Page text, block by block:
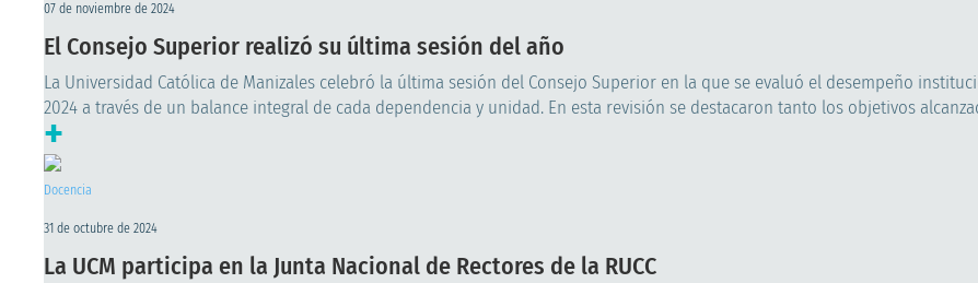
07 de noviembre de 2024
El Consejo Superior realizó su última sesión del año
La Universidad Católica de Manizales celebró la última sesión del Consejo Superior en la que se evaluó el desempeño
2024 a través de un balance integral de cada dependencia y unidad. En esta revisión se destacaron tanto los objetivos
+
Docencia
31 de octubre de 2024
La UCM participa en la Junta Nacional de Rectores de la RUCC